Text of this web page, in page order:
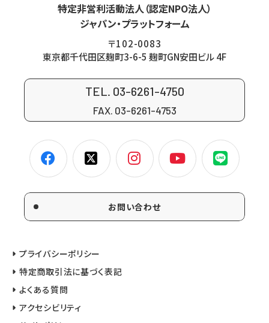
特定非営利活動法人（認定NPO法人）
ジャパン・プラットフォーム
〒102-0083
東京都千代田区麹町3-6-5 麹町GN安田ビル 4F
TEL. 03-6261-4750
FAX. 03-6261-4753
お問い合わせ
プライバシーポリシー
特定商取引法に基づく表記
よくある質問
アクセシビリティ